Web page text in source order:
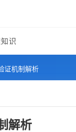
识
证机制解析
解析